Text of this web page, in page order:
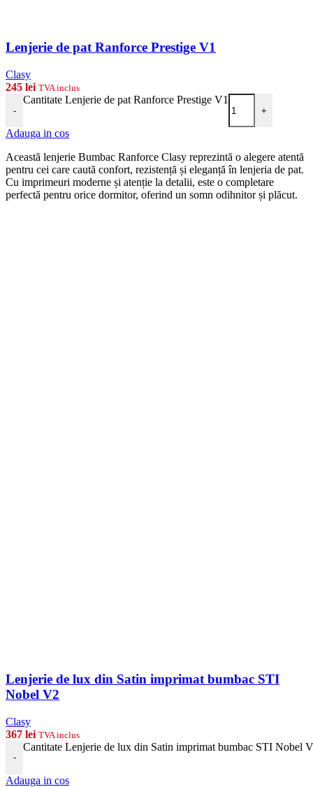
Lenjerie de pat Ranforce Prestige V1
Clasy
245 lei TVA inclus
-
Cantitate Lenjerie de pat Ranforce Prestige V1
+
Adauga in cos
Această lenjerie Bumbac Ranforce Clasy reprezintă o alegere atentă
pentru cei care caută confort, rezistență și eleganță în lenjeria de pat.
Cu imprimeuri moderne și atenție la detalii, este o completare
perfectă pentru orice dormitor, oferind un somn odihnitor și plăcut.
Lenjerie de lux din Satin imprimat bumbac STI
Nobel V2
Clasy
367 lei TVA inclus
-
Cantitate Lenjerie de lux din Satin imprimat bumbac STI Nobel
Adauga in cos